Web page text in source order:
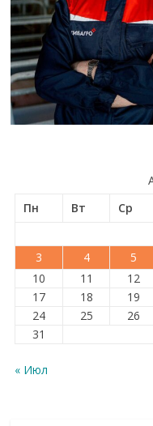
Пн
Вт Ср
3
4 5
10
11 12
17
18 19
24
25 26
31
« Июл